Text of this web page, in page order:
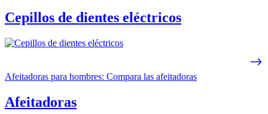
Cepillos de dientes eléctricos
Afeitadoras para hombres: Compara las afeitadoras
Afeitadoras